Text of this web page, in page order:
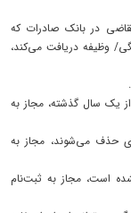
متقاضی در بانک صادرات که
وظیفه دریافت می‌کند،
یک سال گذشته، مجاز به
حذف می‌شوند، مجاز به
است، مجاز به ثبت‌نام